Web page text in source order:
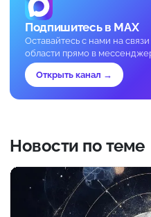
Подпишитесь в MAX
Оставайтесь с нами на
области прямо в
Открыть канал →
Новости по теме